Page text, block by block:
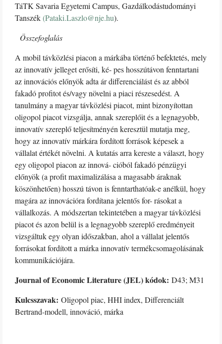
TáTK Savaria Egyetemi Campus, Gazdálkodástudományi
Tanszék(Pataki.Laszlo@nje.hu).
Összefoglalás
A mobil távközlési piacon a márkába történő befektetés, mely
az innovatív jelleget erősíti, ké- pes hosszútávon fenntartani
az innovációs előnyök adta ár differenciálást és az abból
fakadó profitot és/vagy növelni a piaci részesedést. A
tanulmány a magyar távközlési piacot, mint bizonyítottan
oligopol piacot vizsgálja, annak szereplőit és a legnagyobb,
innovatív szereplő teljesítményén keresztül mutatja meg,
hogy az innovatív márkára fordított források képesek a
vállalat értékét növelni. A kutatás arra kereste a választ, hogy
egy oligopol piacon az innová- cióból fakadó pénzügyi
előnyök (a profit maximalizálása a magasabb áraknak
köszönhetően) hosszú távon is fenntarthatóak-e anélkül, hogy
magára az innovációra fordítana jelentős for- rásokat a
vállalkozás. A módszertan tekintetében a magyar távközlési
piacot és azon belül is a legnagyobb szereplő eredményeit
vizsgáltuk egy olyan időszakban, ahol a vállalat jelentős
forrásokat fordított a márka innovatív termékcsomagolásának
kommunikációjára.
Journal of Economic Literature (JEL) kódok: D43; M31
Kulcsszavak: Oligopol piac, HHI index, Differenciált
Bertrand-modell, innováció, márka